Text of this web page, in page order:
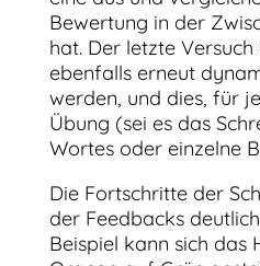
Bewertung in der
hat. Der letzte
ebenfalls erneut
werden, und dies, für
Übung (sei es das
Wortes oder einzelne
Die Fortschritte der
der Feedbacks
Beispiel kann sich das